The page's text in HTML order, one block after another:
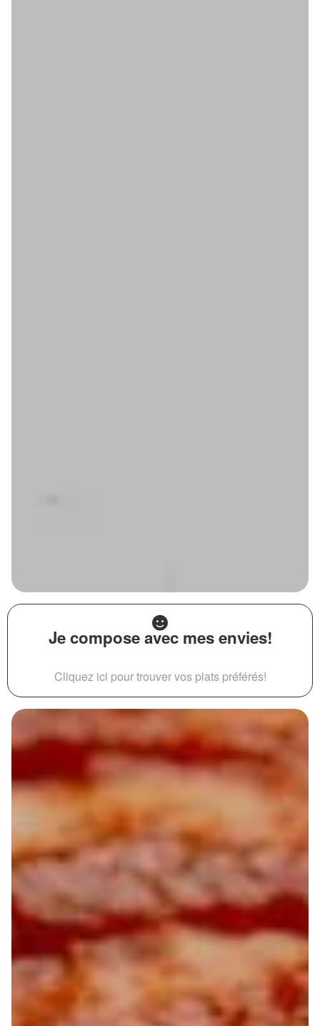
Je compose avec mes envies!
Cliquez ici pour trouver vos plats préférés!